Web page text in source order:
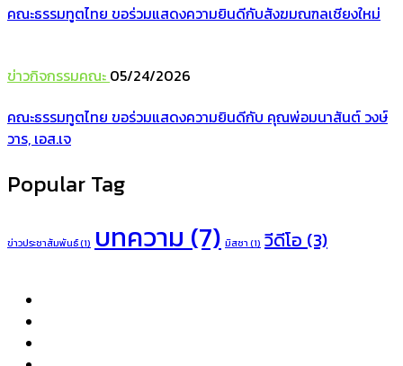
คณะธรรมทูตไทย ขอร่วมแสดงความยินดีกับสังฆมณฑลเชียงใหม่
ข่าวกิจกรรมคณะ 05/24/2026
คณะธรรมทูตไทย ขอร่วมแสดงความยินดีกับ คุณพ่อมนาสันต์ วงษ์
วาร, เอส.เจ
Popular Tag
ข่าวประชาสัมพันธ์(1) บทความ(7) มิสซา(1) วีดีโอ (3)